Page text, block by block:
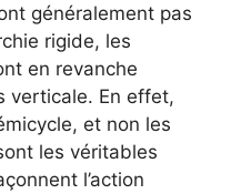
généralement pas
rigide, les
en revanche
verticale. En effet,
et non les
les véritables
l’action